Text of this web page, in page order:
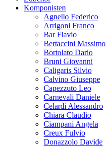
Komponisten
Agnello Federico
Arrigoni Franco
Bar Flavio
Bertaccini Massimo
Bortolato Dario
Bruni Giovanni
Caligaris Silvio
Calvino Giuseppe
Capezzuto Leo
Carnevali Daniele
Celardi Alessandro
Chiara Claudio
Ciampani Angela
Creux Fulvio
Donazzolo Davide